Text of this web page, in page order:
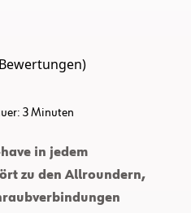
3Minuten
in jedem
zu den Allroundern,